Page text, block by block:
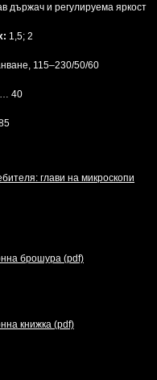
държач и регулируема яркост
1,5; 2
115–230/50/60
40
глави на микроскопи
брошура (pdf)
книжка (pdf)